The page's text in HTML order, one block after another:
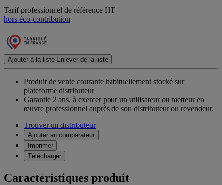
Tarif professionnel de référence HT
hors éco-contribution
Ajouter à la liste Enlever de la liste
Produit de vente courante habituellement stocké sur
plateforme distributeur
Garantie 2 ans, à exercer pour un utilisateur ou metteur en
œuvre professionnel auprès de son distributeur ou revendeur.
Trouver un distributeur
Ajouter au comparateur
Imprimer
Télécharger
Caractéristiques produit